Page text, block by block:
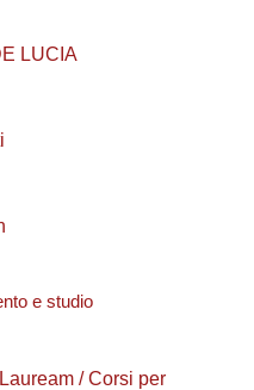
LUCIA
e studio
/ Corsi per